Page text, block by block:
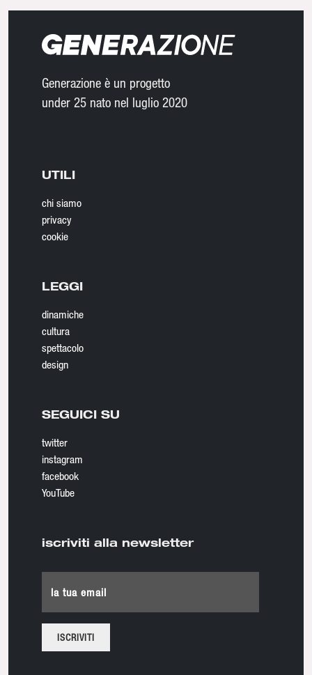
Generazione è un progetto
under 25 nato nel luglio 2020
UTILI
chi siamo
privacy
cookie
LEGGI
dinamiche
cultura
spettacolo
design
SEGUICI SU
twitter
instagram
facebook
YouTube
iscriviti alla newsletter
la tua email